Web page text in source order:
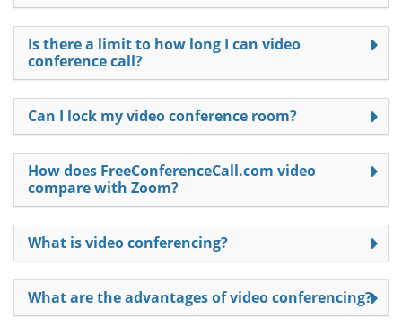
Is there a limit to how long I can video
conference call?
Can I lock my video conference room?
How does FreeConferenceCall.com video
compare with Zoom?
What is video conferencing?
What are the advantages of video conferencing?